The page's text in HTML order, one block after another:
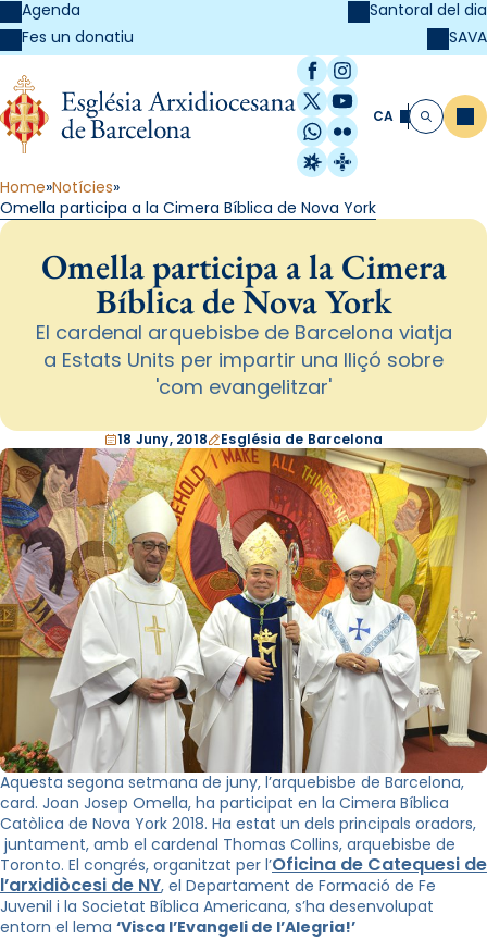
Agenda
Fes un donatiu
Santoral del dia
SAVA
Facebook
Instagram
X / Twitter
YouTube
WhatsApp
Flickr
Radio Estel
Catalunya
CA Cerca
Home Notícies
Omella participa a la Cimera Bíblica de Nova York
Omella participa a la Cimera
Bíblica de Nova York
El cardenal arquebisbe de Barcelona viatja
a Estats Units per impartir una lliçó sobre
'com evangelitzar'
18 Juny, 2018 Església de Barcelona
Aquesta segona setmana de juny, l’arquebisbe de Barcelona,
card. Joan Josep Omella, ha participat en la Cimera Bíblica
Catòlica de Nova York 2018. Ha estat un dels principals oradors,
juntament, amb el cardenal Thomas Collins, arquebisbe de
Toronto. El congrés, organitzat per l’Oficina de Catequesi de
l’arxidiòcesi de NY, el Departament de Formació de Fe
Juvenil i la Societat Bíblica Americana, s’ha desenvolupat
entorn el lema ‘Visca l’Evangeli de l’Alegria!’